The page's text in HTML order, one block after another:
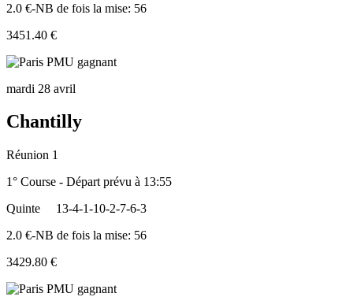
2.0 €-NB de fois la mise: 56
3451.40 €
mardi 28 avril
Chantilly
Réunion 1
1° Course - Départ prévu à 13:55
Quinte
13-4-1-10-2-7-6-3
2.0 €-NB de fois la mise: 56
3429.80 €